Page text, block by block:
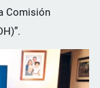
Comisión